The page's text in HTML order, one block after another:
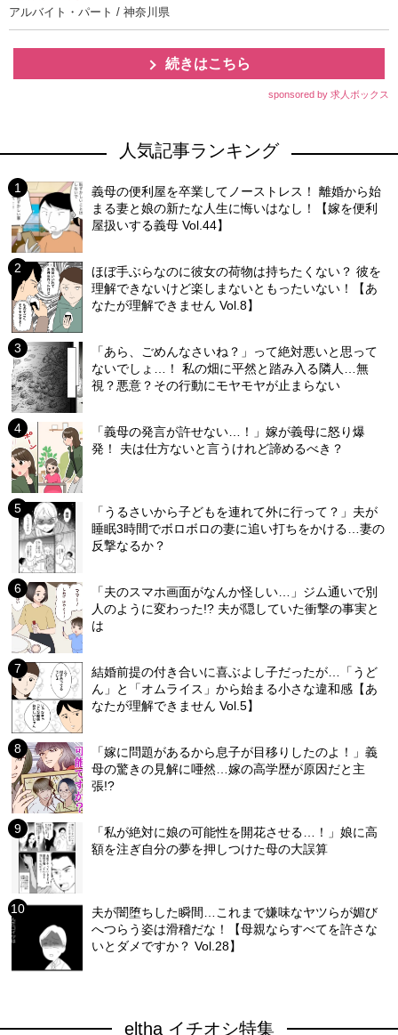
アルバイト・パート / 神奈川県
続きはこちら
sponsored by 求人ボックス
人気記事ランキング
義母の便利屋を卒業してノーストレス！ 離婚から始
まる妻と娘の新たな人生に悔いはなし！【嫁を便利
屋扱いする義母 Vol.44】
ほぼ手ぶらなのに彼女の荷物は持ちたくない？ 彼を
理解できないけど楽しまないともったいない！【あ
なたが理解できません Vol.8】
「あら、ごめんなさいね？」って絶対悪いと思って
ないでしょ…！ 私の畑に平然と踏み入る隣人…無
視？悪意？その行動にモヤモヤが止まらない
「義母の発言が許せない…！」嫁が義母に怒り爆
発！ 夫は仕方ないと言うけれど諦めるべき？
「うるさいから子どもを連れて外に行って？」夫が
睡眠3時間でボロボロの妻に追い打ちをかける…妻の
反撃なるか？
「夫のスマホ画面がなんか怪しい…」ジム通いで別
人のように変わった!? 夫が隠していた衝撃の事実と
は
結婚前提の付き合いに喜ぶよし子だったが…「うど
ん」と「オムライス」から始まる小さな違和感【あ
なたが理解できません Vol.5】
「嫁に問題があるから息子が目移りしたのよ！」義
母の驚きの見解に唖然…嫁の高学歴が原因だと主
張!?
「私が絶対に娘の可能性を開花させる…！」娘に高
額を注ぎ自分の夢を押しつけた母の大誤算
夫が闇堕ちした瞬間…これまで嫌味なヤツらが媚び
へつらう姿は滑稽だな！【母親ならすべてを許さな
いとダメですか？ Vol.28】
eltha イチオシ特集